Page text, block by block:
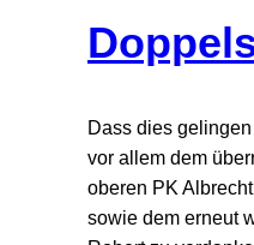
Dass dies
vor allem dem
oberen PK
sowie dem erneut